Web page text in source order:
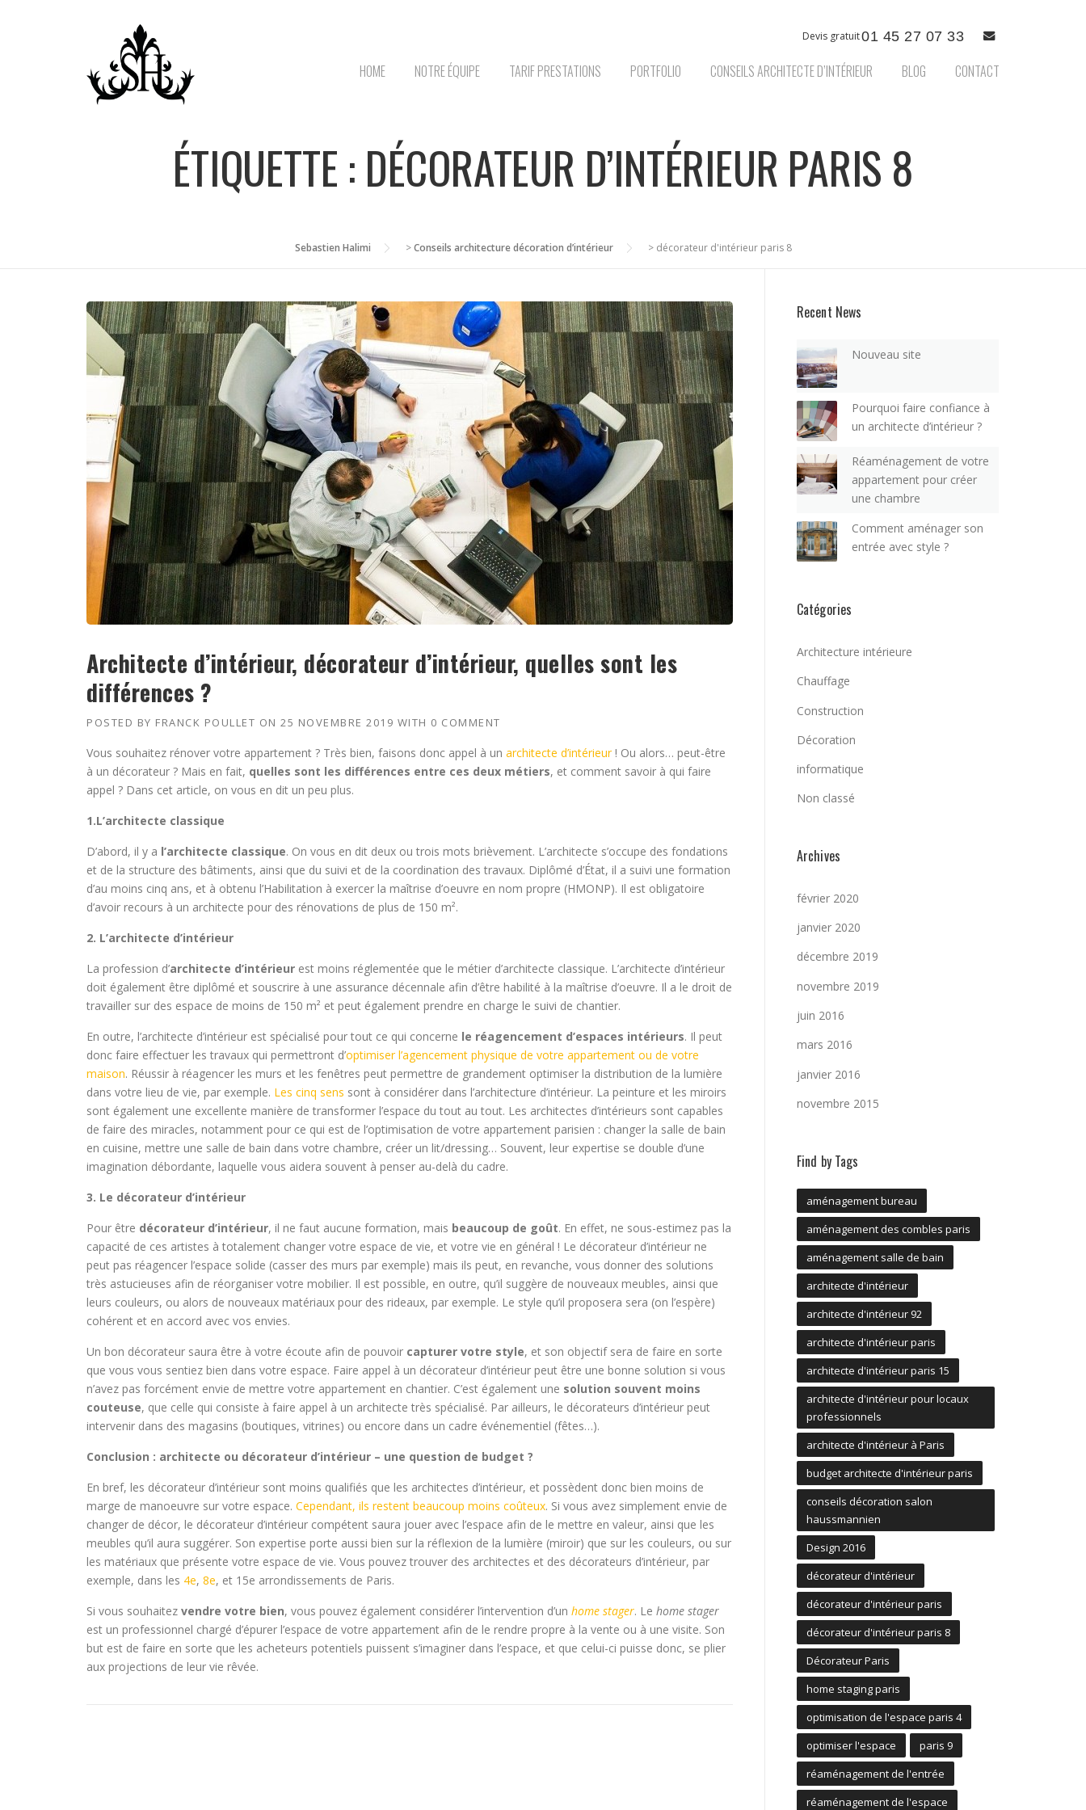
Devis gratuit01 45 27 07 33
HOME NOTRE ÉQUIPE TARIF PRESTATIONS PORTFOLIO CONSEILS ARCHITECTE D’INTÉRIEUR BLOG CONTACT
ÉTIQUETTE : DÉCORATEUR D’INTÉRIEUR PARIS 8
Sebastien Halimi >Conseils architecture décoration d’intérieur > décorateur d'intérieur paris 8
Architecte d’intérieur, décorateur d’intérieur, quelles sont les
différences ?
POSTED BY FRANCK POULLET ON 25 NOVEMBRE 2019 WITH 0 COMMENT
Vous souhaitez rénover votre appartement ? Très bien, faisons donc appel à un architecte d’intérieur! Ou alors… peut-être
à un décorateur ? Mais en fait, quelles sont les différences entre ces deux métiers, et comment savoir à qui faire
appel ? Dans cet article, on vous en dit un peu plus.
1.L’architecte classique
D’abord, il y a l’architecte classique. On vous en dit deux ou trois mots brièvement. L’architecte s’occupe des fondations
et de la structure des bâtiments, ainsi que du suivi et de la coordination des travaux. Diplômé d’État, il a suivi une formation
d’au moins cinq ans, et à obtenu l’Habilitation à exercer la maîtrise d’oeuvre en nom propre (HMONP). Il est obligatoire
d’avoir recours à un architecte pour des rénovations de plus de 150 m².
2. L’architecte d’intérieur
La profession d’architecte d’intérieur est moins réglementée que le métier d’architecte classique. L’architecte d’intérieur
doit également être diplômé et souscrire à une assurance décennale afin d’être habilité à la maîtrise d’oeuvre. Il a le droit de
travailler sur des espace de moins de 150 m² et peut également prendre en charge le suivi de chantier.
En outre, l’architecte d’intérieur est spécialisé pour tout ce qui concerne le réagencement d’espaces intérieurs. Il peut
donc faire effectuer les travaux qui permettront d’optimiser l’agencement physique de votre appartement ou de votre
maison. Réussir à réagencer les murs et les fenêtres peut permettre de grandement optimiser la distribution de la lumière
dans votre lieu de vie, par exemple. Les cinq sens sont à considérer dans l’architecture d’intérieur. La peinture et les miroirs
sont également une excellente manière de transformer l’espace du tout au tout. Les architectes d’intérieurs sont capables
de faire des miracles, notamment pour ce qui est de l’optimisation de votre appartement parisien : changer la salle de bain
en cuisine, mettre une salle de bain dans votre chambre, créer un lit/dressing… Souvent, leur expertise se double d’une
imagination débordante, laquelle vous aidera souvent à penser au-delà du cadre.
3. Le décorateur d’intérieur
Pour être décorateur d’intérieur, il ne faut aucune formation, mais beaucoup de goût. En effet, ne sous-estimez pas la
capacité de ces artistes à totalement changer votre espace de vie, et votre vie en général ! Le décorateur d’intérieur ne
peut pas réagencer l’espace solide (casser des murs par exemple) mais ils peut, en revanche, vous donner des solutions
très astucieuses afin de réorganiser votre mobilier. Il est possible, en outre, qu’il suggère de nouveaux meubles, ainsi que
leurs couleurs, ou alors de nouveaux matériaux pour des rideaux, par exemple. Le style qu’il proposera sera (on l’espère)
cohérent et en accord avec vos envies.
Un bon décorateur saura être à votre écoute afin de pouvoir capturer votre style, et son objectif sera de faire en sorte
que vous vous sentiez bien dans votre espace. Faire appel à un décorateur d’intérieur peut être une bonne solution si vous
n’avez pas forcément envie de mettre votre appartement en chantier. C’est également une solution souvent moins
couteuse, que celle qui consiste à faire appel à un architecte très spécialisé. Par ailleurs, le décorateurs d’intérieur peut
intervenir dans des magasins (boutiques, vitrines) ou encore dans un cadre événementiel (fêtes…).
Conclusion : architecte ou décorateur d’intérieur – une question de budget ?
En bref, les décorateur d’intérieur sont moins qualifiés que les architectes d’intérieur, et possèdent donc bien moins de
marge de manoeuvre sur votre espace. Cependant, ils restent beaucoup moins coûteux. Si vous avez simplement envie de
changer de décor, le décorateur d’intérieur compétent saura jouer avec l’espace afin de le mettre en valeur, ainsi que les
meubles qu’il aura suggérer. Son expertise porte aussi bien sur la réflexion de la lumière (miroir) que sur les couleurs, ou sur
les matériaux que présente votre espace de vie. Vous pouvez trouver des architectes et des décorateurs d’intérieur, par
exemple, dans les 4e, 8e, et 15e arrondissements de Paris.
Si vous souhaitez vendre votre bien, vous pouvez également considérer l’intervention d’un home stager. Le home stager
est un professionnel chargé d’épurer l’espace de votre appartement afin de le rendre propre à la vente ou à une visite. Son
but est de faire en sorte que les acheteurs potentiels puissent s’imaginer dans l’espace, et que celui-ci puisse donc, se plier
aux projections de leur vie rêvée.
Recent News
Nouveau site
Pourquoi faire confiance à
un architecte d’intérieur ?
Réaménagement de votre
appartement pour créer
une chambre
Comment aménager son
entrée avec style ?
Catégories
Architecture intérieure
Chauffage
Construction
Décoration
informatique
Non classé
Archives
février 2020
janvier 2020
décembre 2019
novembre 2019
juin 2016
mars 2016
janvier 2016
novembre 2015
Find by Tags
aménagement bureau
aménagement des combles paris
aménagement salle de bain
architecte d'intérieur
architecte d'intérieur 92
architecte d'intérieur paris
architecte d'intérieur paris 15
architecte d'intérieur pour locaux
professionnels
architecte d'intérieur à Paris
budget architecte d'intérieur paris
conseils décoration salon
haussmannien
Design 2016
décorateur d'intérieur
décorateur d'intérieur paris
décorateur d'intérieur paris 8
Décorateur Paris
home staging paris
optimisation de l'espace paris 4
optimiser l'espace
paris 9
réaménagement de l'entrée
réaménagement de l'espace